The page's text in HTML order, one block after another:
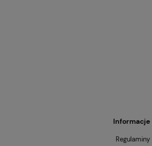
Informacje
Regulaminy